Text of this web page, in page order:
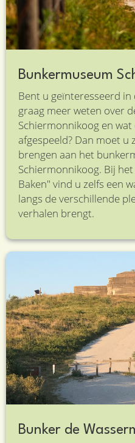
Bunkermuseum
Bent u geïnteresseerd in
graag meer weten over
Schiermonnikoog en
afgespeeld? Dan moet u
brengen aan het
Schiermonnikoog. Bij
Baken" vind u zelfs een
langs de verschillende
verhalen brengt.
Bunker de